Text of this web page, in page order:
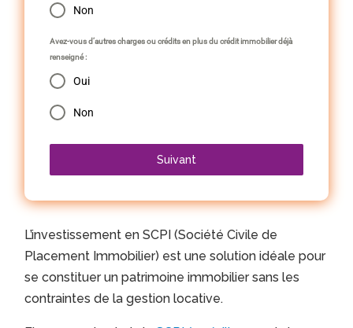
Non
Avez-vous d’autres charges ou crédits en plus du crédit immobilier déjà
renseigné :
Oui
Non
Suivant
L’investissement en SCPI (Société Civile de
Placement Immobilier) est une solution idéale pour
se constituer un patrimoine immobilier sans les
contraintes de la gestion locative.